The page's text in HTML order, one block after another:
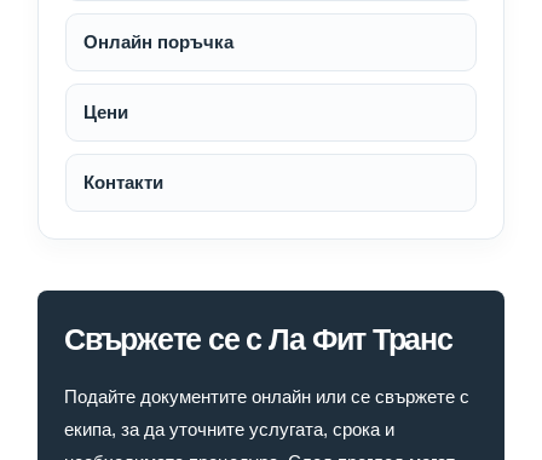
Онлайн поръчка
Цени
Контакти
Свържете се с Ла Фит Транс
Подайте документите онлайн или се свържете с
екипа, за да уточните услугата, срока и